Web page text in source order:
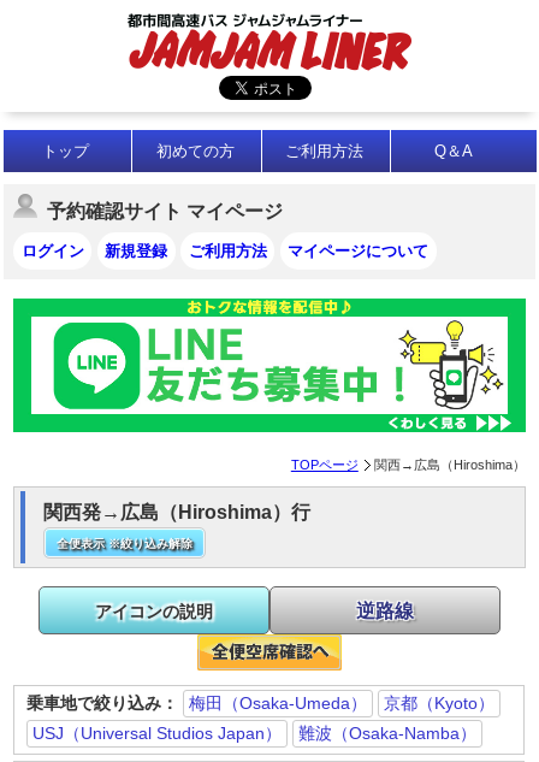
トップ 初めての方 ご利用方法 Q＆A
予約確認サイト マイページ
ログイン 新規登録 ご利用方法 マイページについて
TOPページ 関西→広島（Hiroshima）
関西発→広島（Hiroshima）行
全便表示 ※絞り込み解除
乗車地で絞り込み： 梅田（Osaka-Umeda）
京都（Kyoto）
USJ（Universal Studios Japan）
難波（Osaka-Namba）
アイコンの説明 逆路線